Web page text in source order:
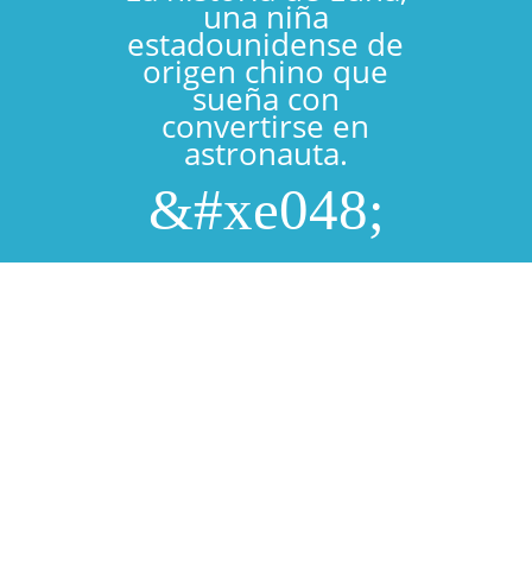
una niña
estadounidense de
origen chino que
sueña con
convertirse en
astronauta.
&#xe048;